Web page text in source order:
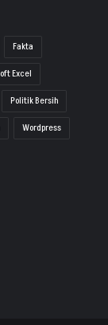
Fakta
Excel
Politik Bersih
Wordpress